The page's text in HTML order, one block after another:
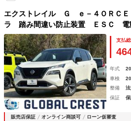
エクストレイル Ｇ ｅ－４ＯＲＣ
ラ 踏み間違い防止装置 ＥＳＣ 電
ート 地デジＴＶ インテリキー オ
ル メモリーナビゲーション サイド
ト ＡＷ
支払
年式
車検
整備
保証
販売店保証 オンライン商談可 ローン仮審査